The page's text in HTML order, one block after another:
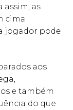
assim, as
cima
jogador pode
aos
e também
do que